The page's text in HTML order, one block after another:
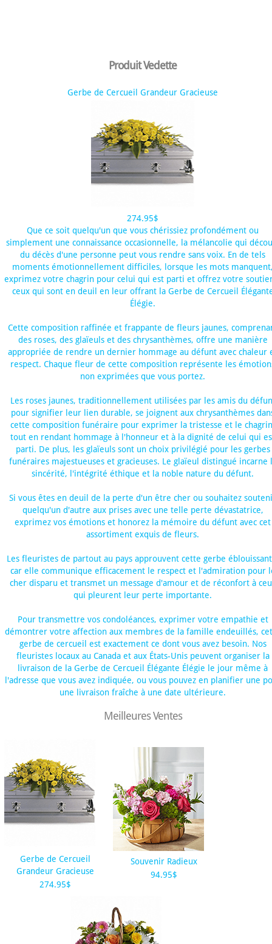
Produit Vedette
Gerbe de Cercueil Grandeur Gracieuse
274.95$
Que ce soit quelqu'un que vous chérissiez profondément ou
simplement une connaissance occasionnelle, la mélancolie qui
du décès d'une personne peut vous rendre sans voix. En de tels
moments émotionnellement difficiles, lorsque les mots
exprimez votre chagrin pour celui qui est parti et offrez votre
ceux qui sont en deuil en leur offrant la Gerbe de Cercueil
Élégie.
Cette composition raffinée et frappante de fleurs jaunes,
des roses, des glaïeuls et des chrysanthèmes, offre une manière
appropriée de rendre un dernier hommage au défunt avec chaleur
respect. Chaque fleur de cette composition représente les
non exprimées que vous portez.
Les roses jaunes, traditionnellement utilisées par les amis du
pour signifier leur lien durable, se joignent aux chrysanthèmes
cette composition funéraire pour exprimer la tristesse et le
tout en rendant hommage à l'honneur et à la dignité de celui qui
parti. De plus, les glaïeuls sont un choix privilégié pour les gerbes
funéraires majestueuses et gracieuses. Le glaïeul distingué incarne
sincérité, l'intégrité éthique et la noble nature du défunt.
Si vous êtes en deuil de la perte d'un être cher ou souhaitez
quelqu'un d'autre aux prises avec une telle perte dévastatrice,
exprimez vos émotions et honorez la mémoire du défunt avec cet
assortiment exquis de fleurs.
Les fleuristes de partout au pays approuvent cette gerbe
car elle communique efficacement le respect et l'admiration pour
cher disparu et transmet un message d'amour et de réconfort à
qui pleurent leur perte importante.
Pour transmettre vos condoléances, exprimer votre empathie et
démontrer votre affection aux membres de la famille endeuillés,
gerbe de cercueil est exactement ce dont vous avez besoin. Nos
fleuristes locaux au Canada et aux États-Unis peuvent organiser la
livraison de la Gerbe de Cercueil Élégante Élégie le jour même à
l'adresse que vous avez indiquée, ou vous pouvez en planifier une
une livraison fraîche à une date ultérieure.
Meilleures Ventes
Gerbe de Cercueil
Grandeur Gracieuse
274.95$
Souvenir Radieux
94.95$